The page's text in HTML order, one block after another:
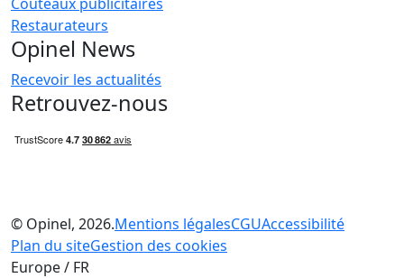
Restaurateurs
Opinel News
Recevoir les actualités
Retrouvez-nous
© Opinel, 2026.Mentions légalesCGUAccessibilité
Plan du siteGestion des cookies
Europe / FR